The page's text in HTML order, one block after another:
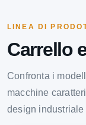
LINEA DI
Carrello
Confronta i
macchine
design industriale